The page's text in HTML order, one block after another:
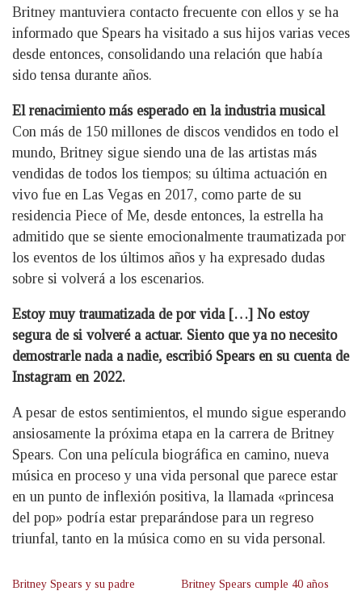
Britney mantuviera contacto frecuente con ellos y se ha
informado que Spears ha visitado a sus hijos varias veces
desde entonces, consolidando una relación que había
sido tensa durante años.
El renacimiento más esperado en la industria musical
Con más de 150 millones de discos vendidos en todo el
mundo, Britney sigue siendo una de las artistas más
vendidas de todos los tiempos; su última actuación en
vivo fue en Las Vegas en 2017, como parte de su
residencia Piece of Me, desde entonces, la estrella ha
admitido que se siente emocionalmente traumatizada por
los eventos de los últimos años y ha expresado dudas
sobre si volverá a los escenarios.
Estoy muy traumatizada de por vida […] No estoy
segura de si volveré a actuar. Siento que ya no necesito
demostrarle nada a nadie, escribió Spears en su cuenta de
Instagram en 2022.
A pesar de estos sentimientos, el mundo sigue esperando
ansiosamente la próxima etapa en la carrera de Britney
Spears. Con una película biográfica en camino, nueva
música en proceso y una vida personal que parece estar
en un punto de inflexión positiva, la llamada «princesa
del pop» podría estar preparándose para un regreso
triunfal, tanto en la música como en su vida personal.
Britney Spears y su padre
Britney Spears cumple 40 años